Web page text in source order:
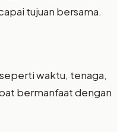
tujuan bersama.
waktu, tenaga,
bermanfaat dengan